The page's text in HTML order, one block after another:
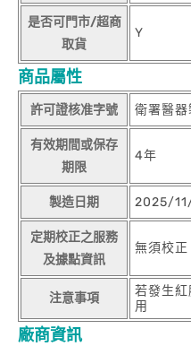
是否可門市/超商
取貨
Y
商品屬性
許可證核准字號 衛署醫
有效期間或保存
期限
4年
製造日期 2025/
定期校正之服務
及據點資訊
無須校正
注意事項
若發生
用
廠商資訊